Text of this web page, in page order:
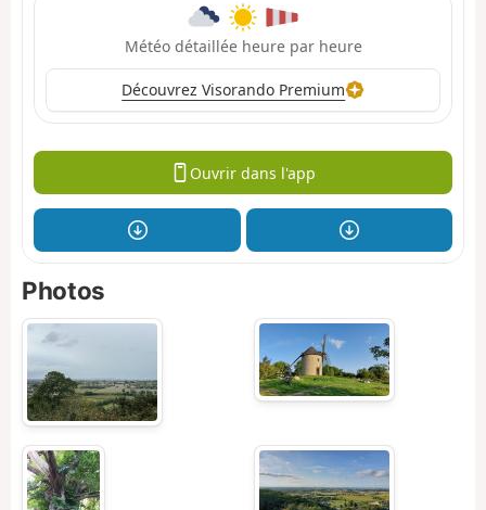
Météo détaillée heure par heure
Découvrez Visorando Premium
Ouvrir dans l'app
Photos